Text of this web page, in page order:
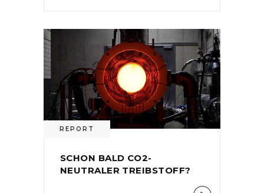
REPORT
SCHON BALD CO2-
NEUTRALER TREIBSTOFF?